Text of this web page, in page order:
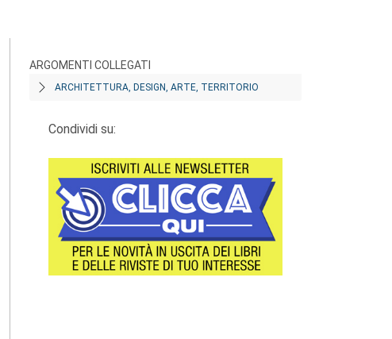
ARGOMENTI COLLEGATI
ARCHITETTURA, DESIGN, ARTE, TERRITORIO
Condividi su: